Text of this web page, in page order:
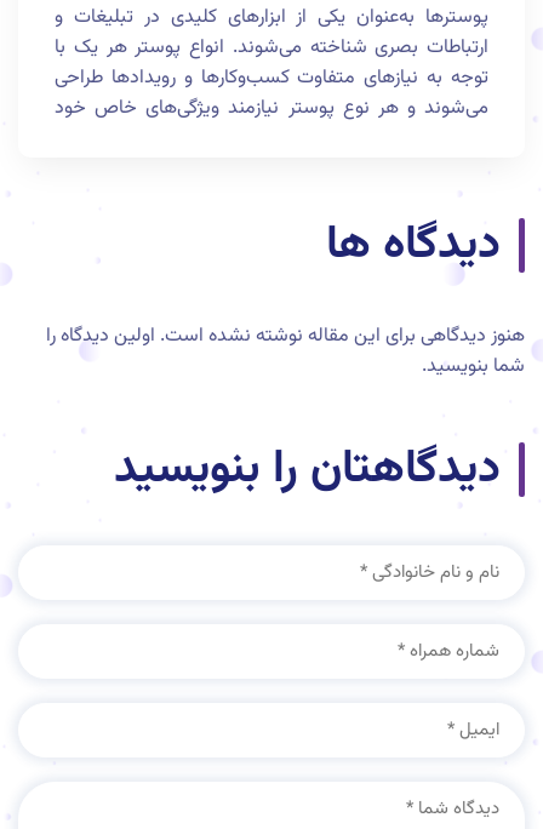
پوسترها به‌عنوان یکی از ابزارهای کلیدی در تبلیغات و
ارتباطات بصری شناخته می‌شوند. انواع پوستر هر یک با
توجه به نیازهای متفاوت کسب‌وکارها و رویدادها طراحی
می‌شوند و هر نوع پوستر نیازمند ویژگی‌های خاص خود
دیدگاه ها
هنوز دیدگاهی برای این مقاله نوشته نشده است. اولین دیدگاه را
شما بنویسید.
دیدگاهتان را بنویسید